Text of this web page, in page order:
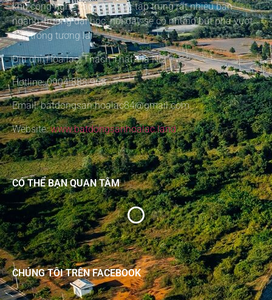
khu công nghệ cao và là nơi tập trung rất nhiều ban
ngành, trường đại học, nơi đây sẽ có những bứt phá vượt
bậc trong tương lai
Địa chỉ: Hòa lạc, Thạch Thất, Hà Nội
Hotline: 0904 888 968
Email: batdongsan.hoalac84@gmail.com
Website:www.batdongsanhoalac.land
CÓ THỂ BẠN QUAN TÂM
CHÚNG TÔI TRÊN FACEBOOK